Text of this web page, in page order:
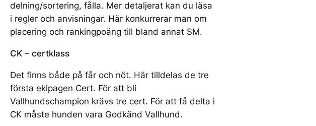
delning/sortering, fålla. Mer detaljerat kan du läsa
i regler och anvisningar. Här konkurrerar man om
placering och rankingpoäng till bland annat SM.
CK – certklass
Det finns både på får och nöt. Här tilldelas de tre
första ekipagen Cert. För att bli
Vallhundschampion krävs tre cert. För att få delta i
CK måste hunden vara Godkänd Vallhund.